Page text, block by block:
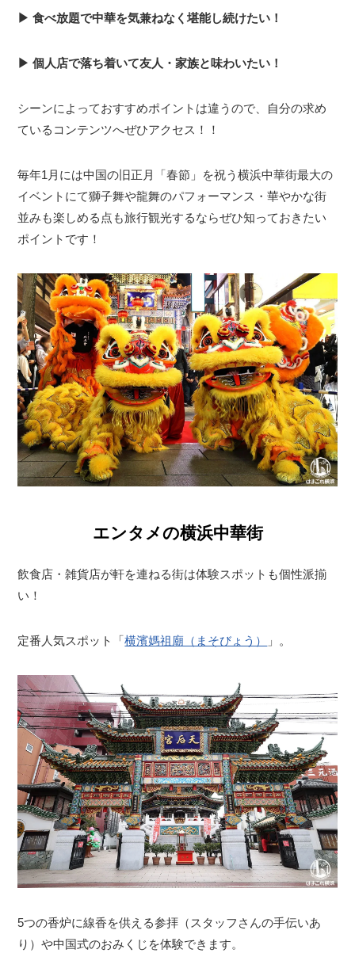
▶︎ 食べ放題で中華を気兼ねなく堪能し続けたい！
▶︎ 個人店で落ち着いて友人・家族と味わいたい！
シーンによっておすすめポイントは違うので、自分の求め
ているコンテンツへぜひアクセス！！
毎年1月には中国の旧正月「春節」を祝う横浜中華街最大の
イベントにて獅子舞や龍舞のパフォーマンス・華やかな街
並みも楽しめる点も旅行観光するならぜひ知っておきたい
ポイントです！
エンタメの横浜中華街
飲食店・雑貨店が軒を連ねる街は体験スポットも個性派揃
い！
定番人気スポット「横濱媽祖廟（まそびょう） 」。
5つの香炉に線香を供える参拝（スタッフさんの手伝いあ
り）や中国式のおみくじを体験できます。